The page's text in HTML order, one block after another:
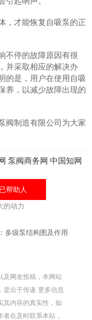
才能恢复自吸泵的正
停的故障原因有很
并采取相应的解决办
的是，用户在使用自吸
养，以减少故障出现的
制造有限公司为大家
泵阀商务网 中国知网
已帮助 人
的动力
多级泵结构图及作用
及网友投稿，本网站
是出于传递 更多信息
其内容的真实性，如
在及时联系本站，